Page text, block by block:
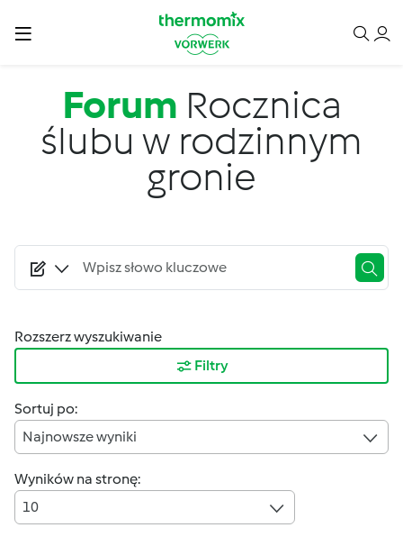
Forum Rocznica
ślubu w rodzinnym
gronie
Rozszerz wyszukiwanie
Filtry
Sortuj po:
Najnowsze wyniki
Wyników na stronę:
10